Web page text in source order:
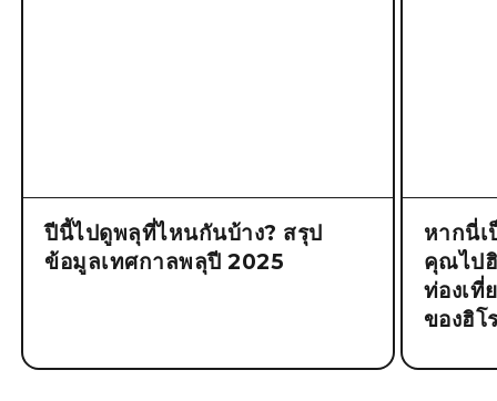
ปีนี้ไปดูพลุที่ไหนกันบ้าง? สรุป
ข้อมูลเทศกาลพลุปี 2025
หากนี่เ
คุณไป
ท่องเที่
ของฮิโ